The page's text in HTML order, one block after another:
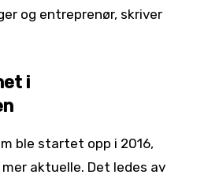
og entreprenør, skriver
i
ble startet opp i 2016,
aktuelle. Det ledes av